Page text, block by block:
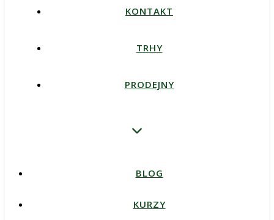
KONTAKT
TRHY
PRODEJNY
BLOG
KURZY